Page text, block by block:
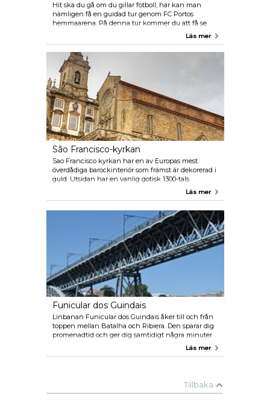
Hit ska du gå om du gillar fotboll, här kan man
nämligen få en guidad tur genom FC Portos
hemmaarena. På denna tur kommer du att få se
kostat 98 miljoner Euro. Rundvandringen tar cirka
45 minuter.
Läs mer
São Francisco-kyrkan
Sao Francisco kyrkan har en av Europas mest
överdådiga barockinteriör som främst är dekorerad i
guld. Utsidan har en vanlig gotisk 1300-tals
arkitektur men är mycket vacker inifrån. Den är
Läs mer
Funicular dos Guindais
Linbanan Funicular dos Guindais åker till och från
toppen mellan Batalha och Ribiera. Den sparar dig
promenadtid och ger dig samtidigt några minuter
över när du kan njuta av den vackra utsikten,Läs mer
Tillbaka